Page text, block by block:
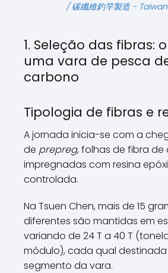
/ 碳纖維釣竿製造 -
1. Seleção das fibras:
uma vara de pesca
carbono
Tipologia de fibras e
A jornada inicia-se com a
de prepreg, folhas de fibra
impregnadas com resina
controlada.
Na Tsuen Chen, mais de 15
diferentes são mantidas em
variando de 24 T a 40 T
módulo), cada qual
segmento da vara.